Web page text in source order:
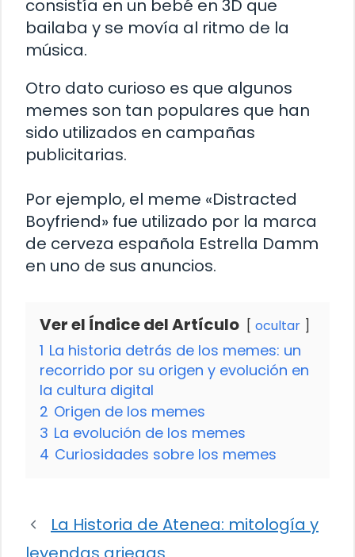
consistía en un bebé en 3D que
bailaba y se movía al ritmo de la
música.
Otro dato curioso es que algunos
memes son tan populares que han
sido utilizados en campañas
publicitarias.
Por ejemplo, el meme «Distracted
Boyfriend» fue utilizado por la marca
de cerveza española Estrella Damm
en uno de sus anuncios.
Ver el Índice del Artículo ocultar
1 La historia detrás de los memes: un
recorrido por su origen y evolución en
la cultura digital
2 Origen de los memes
3 La evolución de los memes
4 Curiosidades sobre los memes
La Historia de Atenea: mitología y